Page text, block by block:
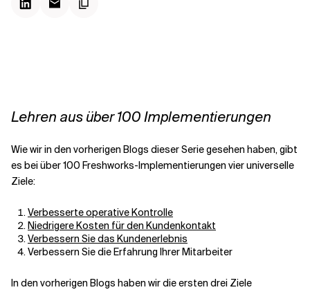
Lehren aus über 100 Implementierungen
Wie wir in den vorherigen Blogs dieser Serie gesehen haben, gibt
es bei über 100 Freshworks-Implementierungen vier universelle
Ziele:
Verbesserte operative Kontrolle
Niedrigere Kosten für den Kundenkontakt
Verbessern Sie das Kundenerlebnis
Verbessern Sie die Erfahrung Ihrer Mitarbeiter
In den vorherigen Blogs haben wir die ersten drei Ziele